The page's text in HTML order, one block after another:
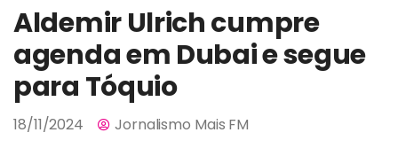
Aldemir Ulrich cumpre
agenda em Dubai e segue
para Tóquio
18/11/2024 Jornalismo Mais FM